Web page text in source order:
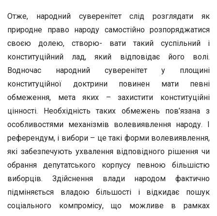
Отже, народний суверенітет слід розглядати як
природне право народу самостійно розпоряджатися
своєю долею, створю- вати такий суспільний і
конституційний лад, який відповідає його волі.
Водночас народний суверенітет у площині
конституційної доктрини повинен мати певні
обмеження, мета яких – захистити конституційні
цінності. Необхідність таких обмежень пов’язана з
особливостями механізмів волевиявлення народу. І
референдум, і вибори – це такі форми волевиявлення,
які забезпечують ухвалення відповідного рішення чи
обрання депутатського корпусу певною більшістю
виборців. Здійснення влади народом фактично
підміняється владою більшості і відкидає пошук
соціального компромісу, що можливе в рамках